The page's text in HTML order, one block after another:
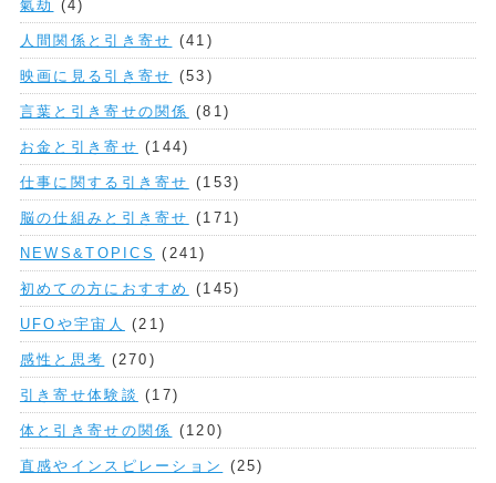
氣劫 (4)
人間関係と引き寄せ (41)
映画に見る引き寄せ (53)
言葉と引き寄せの関係 (81)
お金と引き寄せ (144)
仕事に関する引き寄せ (153)
脳の仕組みと引き寄せ (171)
NEWS&TOPICS (241)
初めての方におすすめ (145)
UFOや宇宙人 (21)
感性と思考 (270)
引き寄せ体験談 (17)
体と引き寄せの関係 (120)
直感やインスピレーション (25)